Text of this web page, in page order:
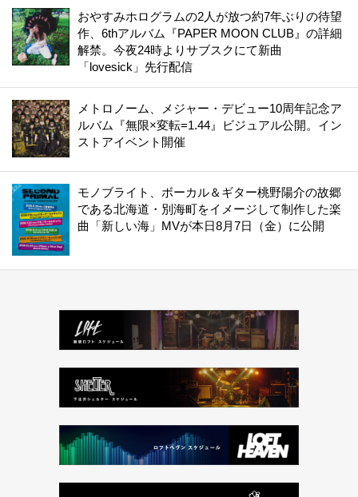
おやすみホログラムの2人が放つ約7年ぶりの待望
作、6thアルバム『PAPER MOON CLUB』の詳細
解禁。今夜24時よりサブスクにて新曲
「lovesick」先行配信
メトロノーム、メジャー・デビュー10周年記念ア
ルバム『無限×変転=1.44』ビジュアル公開。イン
ストアイベント開催
モノブライト、ボーカル＆ギター桃野陽介の故郷
である北海道・別海町をイメージして制作した楽
曲「新しい海」MVが本日8月7日（金）に公開